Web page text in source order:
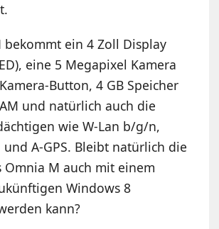
bekommt ein 4 Zoll Display
eine 5 Megapixel Kamera
Button, 4 GB Speicher
und natürlich auch die
wie W-Lan b/g/n,
A-GPS. Bleibt natürlich die
Omnia M auch mit einem
Windows 8
kann?